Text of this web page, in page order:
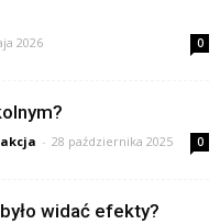
2026 0
- 28 października 2025 0
widać efekty?